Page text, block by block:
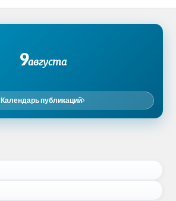
9августа
Календарь публикаций